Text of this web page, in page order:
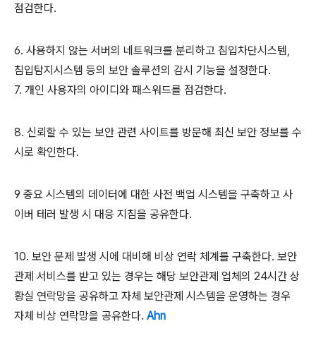
점검한다.
6. 사용하지 않는 서버의 네트워크를 분리하고 침입차단시스템,
침입탐지시스템 등의 보안 솔루션의 감시 기능을 설정한다.
7. 개인 사용자의 아이디와 패스워드를 점검한다.
8. 신뢰할 수 있는 보안 관련 사이트를 방문해 최신 보안 정보를 수
시로 확인한다.
9 중요 시스템의 데이터에 대한 사전 백업 시스템을 구축하고 사
이버 테러 발생 시 대응 지침을 공유한다.
10. 보안 문제 발생 시에 대비해 비상 연락 체계를 구축한다. 보안
관제 서비스를 받고 있는 경우는 해당 보안관제 업체의 24시간 상
황실 연락망을 공유하고 자체 보안관제 시스템을 운영하는 경우
자체 비상 연락망을 공유한다. Ahn